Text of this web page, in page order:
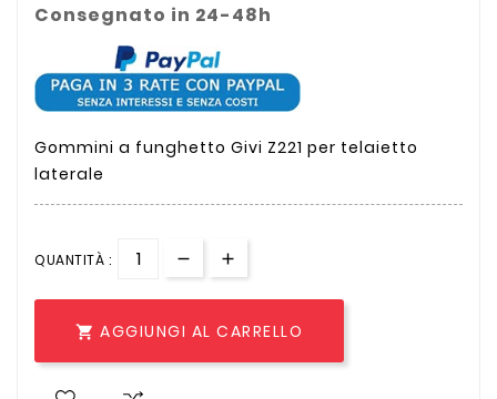
Consegnato in 24-48h
Gommini a funghetto Givi Z221 per telaietto
laterale
QUANTITÀ :
 AGGIUNGI AL CARRELLO